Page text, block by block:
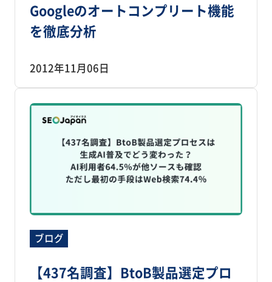
Googleのオートコンプリート機能
を徹底分析
2012年11月06日
ブログ
【437名調査】BtoB製品選定プロ